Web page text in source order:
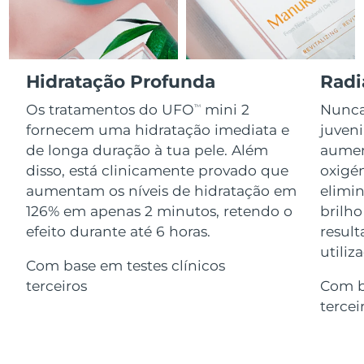
Hidratação Profunda
Os tratamentos do UFOTM
mini 2
fornecem uma hidratação imediata e
de longa duração à tua pele. Além
disso, está clinicamente provado que
aumentam os níveis de hidratação em
126% em apenas 2 minutos, retendo o
efeito durante até 6 horas.
Com base em testes clínicos
terceiros
brilho
Com
Advanced pore care essentials
Serum
For healthy hair
issa™ Teeth Whitening Gel
18% PAP
Cosméticos Homens
FOREO APP
Entrega prevista 8/12/26
Itália 8/8/26
Japão Entrega prevista 8/11/26
Jersey Entrega prevista 8/13/26
Cazaquistão Entrega prevista 8/10/26
Kuwait 8/8/26
Letônia Entrega prevista
8/9/26